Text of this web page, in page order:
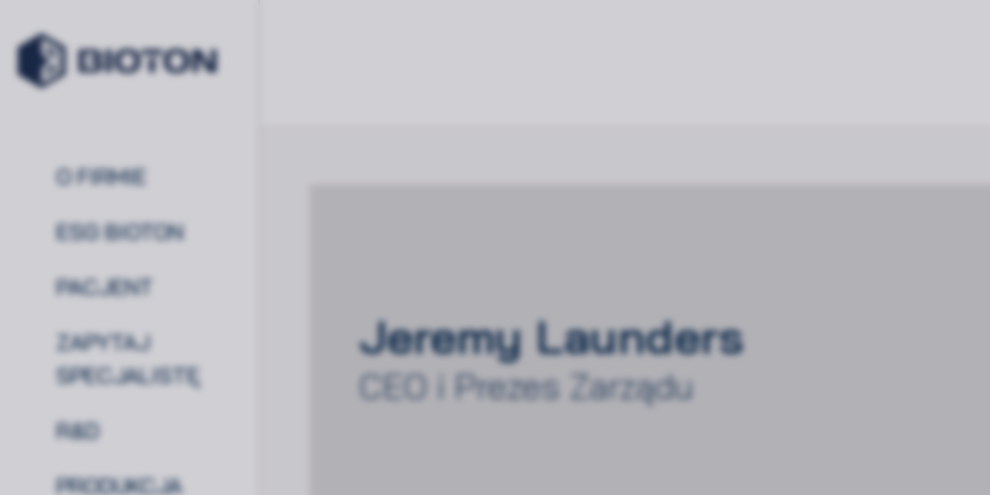
O FIRMIE
ESG BIOTON
PACJENT
ZAPYTAJ
SPECJALISTĘ
R&D
PRODUKCJA
Jeremy Launders
CEO i Prezes Zarządu